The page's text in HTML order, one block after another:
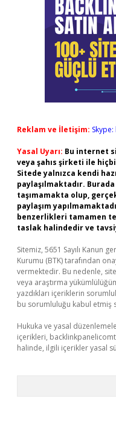
Reklam ve İletişim:
Yasal Uyarı: Bu internet
veya şahıs şirketi ile
Sitede yalnızca kendi
paylaşılmaktadır.
taşımamakta olup,
paylaşım
benzerlikleri tamamen
taslak halindedir ve
Sitemiz, 5651 Sayılı Kanun
Kurumu (BTK) tarafından
vermektedir. Bu nedenle,
veya araştırma
yazdıkları içeriklerin
bu sorumluluğu kabul etmiş
Hukuka ve yasal
içerikleri,
halinde, ilgili içerikler yasal